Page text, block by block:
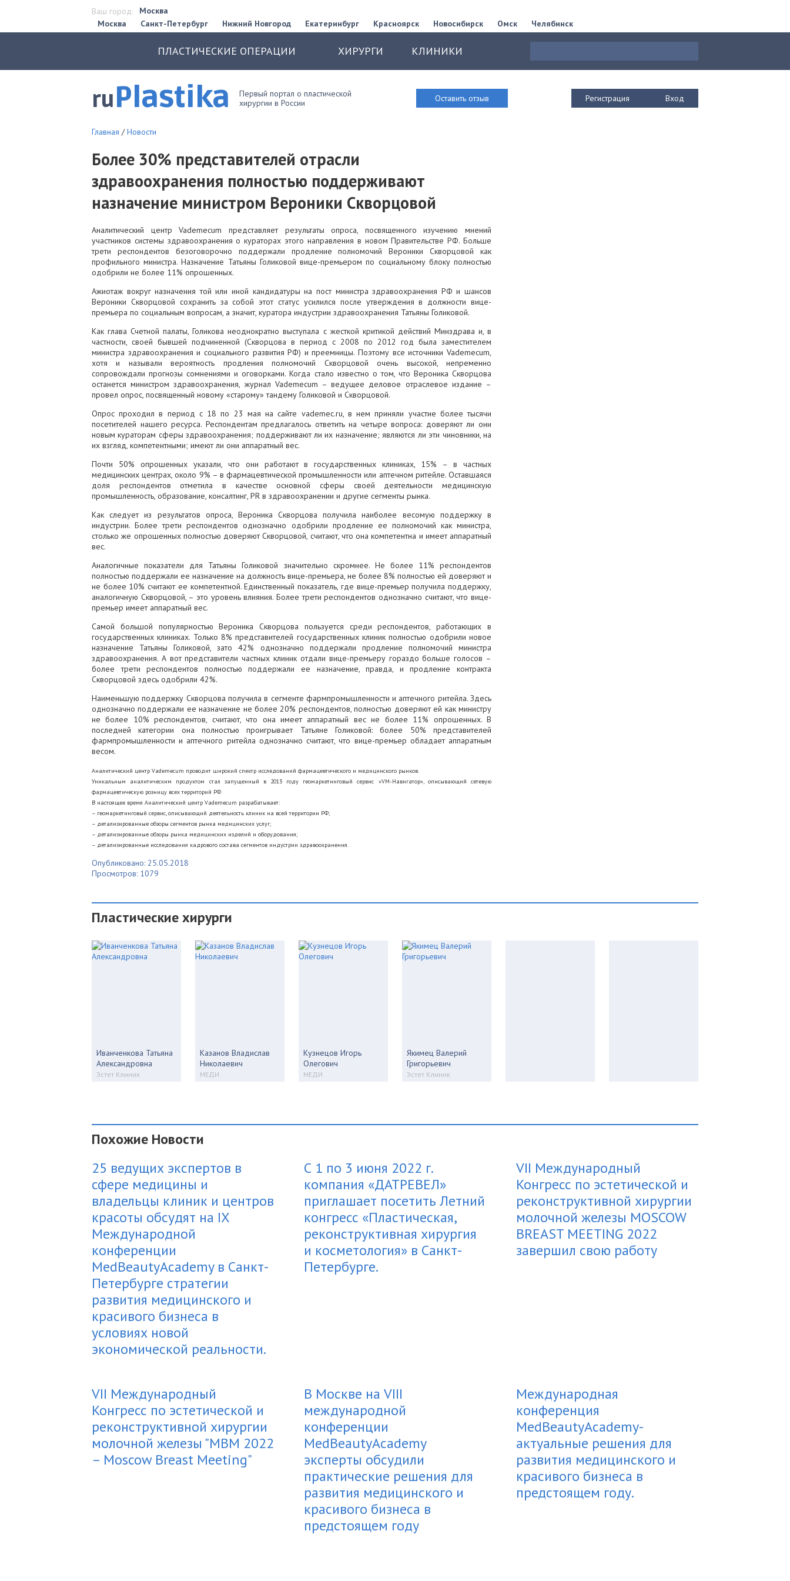
Ваш город:
Москва
Москва
Санкт-Петербург Нижний Новгород Екатеринбург Красноярск Новосибирск Омск Челябинск
ПЛАСТИЧЕСКИЕ ОПЕРАЦИИ ХИРУРГИ КЛИНИКИ
ruPlastika
Первый портал о пластической
хирургии в России
Оставить отзыв Регистрация Вход
Главная / Новости
Более 30% представителей отрасли
здравоохранения полностью поддерживают
назначение министром Вероники Скворцовой
Аналитический центр Vademecum представляет результаты опроса, посвященного изучению мнений
участников системы здравоохранения о кураторах этого направления в новом Правительстве РФ. Больше
трети респондентов безоговорочно поддержали продление полномочий Вероники Скворцовой как
профильного министра. Назначение Татьяны Голиковой вице-премьером по социальному блоку полностью
одобрили не более 11% опрошенных.
Ажиотаж вокруг назначения той или иной кандидатуры на пост министра здравоохранения РФ и шансов
Вероники Скворцовой сохранить за собой этот статус усилился после утверждения в должности вице-
премьера по социальным вопросам, а значит, куратора индустрии здравоохранения Татьяны Голиковой.
Как глава Счетной палаты, Голикова неоднократно выступала с жесткой критикой действий Минздрава и, в
частности, своей бывшей подчиненной (Скворцова в период с 2008 по 2012 год была заместителем
министра здравоохранения и социального развития РФ) и преемницы. Поэтому все источники Vademecum,
хотя и называли вероятность продления полномочий Скворцовой очень высокой, непременно
сопровождали прогнозы сомнениями и оговорками. Когда стало известно о том, что Вероника Скворцова
останется министром здравоохранения, журнал Vademecum – ведущее деловое отраслевое издание –
провел опрос, посвященный новому «старому» тандему Голиковой и Скворцовой.
Опрос проходил в период с 18 по 23 мая на сайте vademec.ru, в нем приняли участие более тысячи
посетителей нашего ресурса. Респондентам предлагалось ответить на четыре вопроса: доверяют ли они
новым кураторам сферы здравоохранения; поддерживают ли их назначение; являются ли эти чиновники, на
их взгляд, компетентными; имеют ли они аппаратный вес.
Почти 50% опрошенных указали, что они работают в государственных клиниках, 15% – в частных
медицинских центрах, около 9% – в фармацевтической промышленности или аптечном ритейле. Оставшаяся
доля респондентов отметила в качестве основной сферы своей деятельности медицинскую
промышленность, образование, консалтинг, PR в здравоохранении и другие сегменты рынка.
Как следует из результатов опроса, Вероника Скворцова получила наиболее весомую поддержку в
индустрии. Более трети респондентов однозначно одобрили продление ее полномочий как министра,
столько же опрошенных полностью доверяют Скворцовой, считают, что она компетентна и имеет аппаратный
вес.
Аналогичные показатели для Татьяны Голиковой значительно скромнее. Не более 11% респондентов
полностью поддержали ее назначение на должность вице-премьера, не более 8% полностью ей доверяют и
не более 10% считают ее компетентной. Единственный показатель, где вице-премьер получила поддержку,
аналогичную Скворцовой, – это уровень влияния. Более трети респондентов однозначно считают, что вице-
премьер имеет аппаратный вес.
Самой большой популярностью Вероника Скворцова пользуется среди респондентов, работающих в
государственных клиниках. Только 8% представителей государственных клиник полностью одобрили новое
назначение Татьяны Голиковой, зато 42% однозначно поддержали продление полномочий министра
здравоохранения. А вот представители частных клиник отдали вице-премьеру гораздо больше голосов –
более трети респондентов полностью поддержали ее назначение, правда, и продление контракта
Скворцовой здесь одобрили 42%.
Наименьшую поддержку Скворцова получила в сегменте фармпромышленности и аптечного ритейла. Здесь
однозначно поддержали ее назначение не более 20% респондентов, полностью доверяют ей как министру
не более 10% респондентов, считают, что она имеет аппаратный вес не более 11% опрошенных. В
последней категории она полностью проигрывает Татьяне Голиковой: более 50% представителей
фармпромышленности и аптечного ритейла однозначно считают, что вице-премьер обладает аппаратным
весом.
Аналитический центр Vademecum проводит широкий спектр исследований фармацевтического и медицинского рынков.
Уникальным аналитическим продуктом стал запущенный в 2013 году геомаркетинговый сервис «VM-Навигатор», описывающий сетевую
фармацевтическую розницу всех территорий РФ.
В настоящее время Аналитический центр Vademecum разрабатывает:
– геомаркетинговый сервис, описывающий деятельность клиник на всей территории РФ;
– детализированные обзоры сегментов рынка медицинских услуг;
– детализированные обзоры рынка медицинских изделий и оборудования;
– детализированные исследования кадрового состава сегментов индустрии здравоохранения.
Опубликовано: 25.05.2018
Просмотров: 1079
Пластические хирурги
Иванченкова Татьяна
Александровна
Эстет Клиник
Казанов Владислав
Николаевич
МЕДИ
Кузнецов Игорь
Олегович
МЕДИ
Якимец Валерий
Григорьевич
Эстет Клиник
Похожие Новости
25 ведущих экспертов в
сфере медицины и
владельцы клиник и центров
красоты обсудят на IX
Международной
конференции
MedBeautyAcademy в Санкт-
Петербурге стратегии
развития медицинского и
красивого бизнеса в
условиях новой
экономической реальности.
С 1 по 3 июня 2022 г.
компания «ДАТРЕВЕЛ»
приглашает посетить Летний
конгресс «Пластическая,
реконструктивная хирургия
и косметология» в Санкт-
Петербурге.
VII Международный
Конгресс по эстетической и
реконструктивной хирургии
молочной железы MOSCOW
BREAST MEETING 2022
завершил свою работу
VII Международный
Конгресс по эстетической и
реконструктивной хирургии
молочной железы "MBM 2022
– Moscow Breast Meeting"
В Москве на VIII
международной
конференции
MedBeautyAcademy
эксперты обсудили
практические решения для
развития медицинского и
красивого бизнеса в
предстоящем году
Международная
конференция
MedBeautyAcademy-
актуальные решения для
развития медицинского и
красивого бизнеса в
предстоящем году.